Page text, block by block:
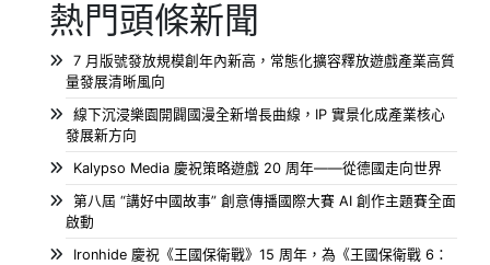
熱門頭條新聞
7 月版號發放規模創年內新高，常態化擴容釋放遊戲產業高質
量發展清晰風向
線下沉浸樂園開闢國漫全新增長曲線，IP 實景化成產業核心
發展新方向
Kalypso Media 慶祝策略遊戲 20 周年——從德國走向世界
第八屆 “講好中國故事” 創意傳播國際大賽 AI 創作主題賽全面
啟動
Ironhide 慶祝《王國保衛戰》15 周年，為《王國保衛戰 6：